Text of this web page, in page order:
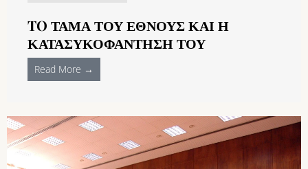
TO ΤΆΜΑ ΤΟΥ ΈΘΝΟΥΣ ΚΑΙ Η
ΚΑΤΑΣΥΚΟΦΆΝΤΗΣΉ ΤΟΥ
Read More →